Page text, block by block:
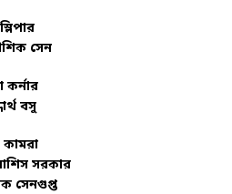
সেন
কর্নার
বসু
কামরা
সরকার
সেনগুপ্ত